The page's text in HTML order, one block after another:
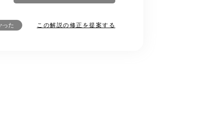
った この解説の修正を提案する